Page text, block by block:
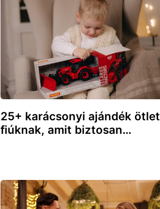
25+ karácsonyi ajándék ötlet
fiúknak, amit biztosan…